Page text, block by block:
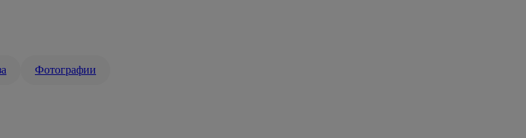
Фотографии